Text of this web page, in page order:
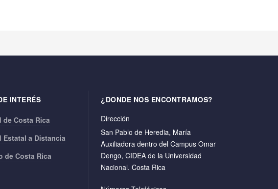
INTERÉS
de Costa Rica
Estatal a Distancia
de Costa Rica
¿DONDE NOS ENCONTRAMOS?
Dirección
San Pablo de Heredia, María
Auxiliadora dentro del Campus Omar
Dengo, CIDEA de la Universidad
Nacional. Costa Rica